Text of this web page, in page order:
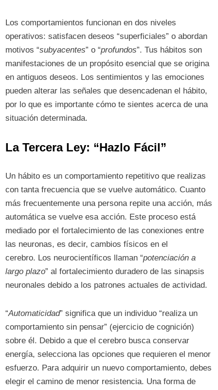
Los comportamientos funcionan en dos niveles
operativos: satisfacen deseos “superficiales” o abordan
motivos “subyacentes” o “profundos”. Tus hábitos son
manifestaciones de un propósito esencial que se origina
en antiguos deseos. Los sentimientos y las emociones
pueden alterar las señales que desencadenan el hábito,
por lo que es importante cómo te sientes acerca de una
situación determinada.
La Tercera Ley: “Hazlo Fácil”
Un hábito es un comportamiento repetitivo que realizas
con tanta frecuencia que se vuelve automático. Cuanto
más frecuentemente una persona repite una acción, más
automática se vuelve esa acción. Este proceso está
mediado por el fortalecimiento de las conexiones entre
las neuronas, es decir, cambios físicos en el
cerebro. Los neurocientíficos llaman “potenciación a
largo plazo” al fortalecimiento duradero de las sinapsis
neuronales debido a los patrones actuales de actividad.
“Automaticidad” significa que un individuo “realiza un
comportamiento sin pensar” (ejercicio de cognición)
sobre él. Debido a que el cerebro busca conservar
energía, selecciona las opciones que requieren el menor
esfuerzo. Para adquirir un nuevo comportamiento, debes
elegir el camino de menor resistencia. Una forma de